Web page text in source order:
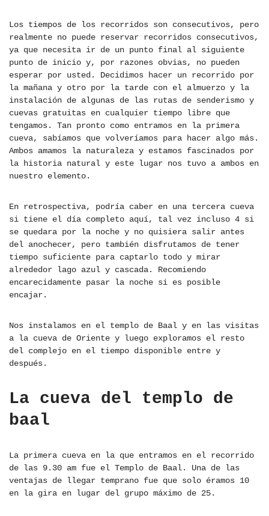
Los tiempos de los recorridos son consecutivos, pero
realmente no puede reservar recorridos consecutivos,
ya que necesita ir de un punto final al siguiente
punto de inicio y, por razones obvias, no pueden
esperar por usted. Decidimos hacer un recorrido por
la mañana y otro por la tarde con el almuerzo y la
instalación de algunas de las rutas de senderismo y
cuevas gratuitas en cualquier tiempo libre que
tengamos. Tan pronto como entramos en la primera
cueva, sabíamos que volveríamos para hacer algo más.
Ambos amamos la naturaleza y estamos fascinados por
la historia natural y este lugar nos tuvo a ambos en
nuestro elemento.
En retrospectiva, podría caber en una tercera cueva
si tiene el día completo aquí, tal vez incluso 4 si
se quedara por la noche y no quisiera salir antes
del anochecer, pero también disfrutamos de tener
tiempo suficiente para captarlo todo y mirar
alrededor lago azul y cascada. Recomiendo
encarecidamente pasar la noche si es posible
encajar.
Nos instalamos en el templo de Baal y en las visitas
a la cueva de Oriente y luego exploramos el resto
del complejo en el tiempo disponible entre y
después.
La cueva del templo de
baal
La primera cueva en la que entramos en el recorrido
de las 9.30 am fue el Templo de Baal. Una de las
ventajas de llegar temprano fue que solo éramos 10
en la gira en lugar del grupo máximo de 25.